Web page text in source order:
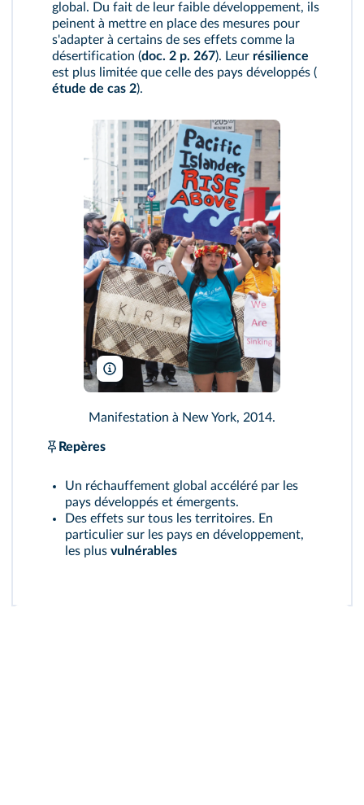
global. Du fait de leur faible développement, ils
peinent à mettre en place des mesures pour
s'adapter à certains de ses effets comme la
désertification (doc. 2 p. 267). Leur résilience
est plus limitée que celle des pays développés (
étude de cas 2).
Jim West/Alamy
Manifestation à New York, 2014.
Repères
Un réchauffement global accéléré par les
pays développés et émergents.
Des effets sur tous les territoires. En
particulier sur les pays en développement,
les plus vulnérables